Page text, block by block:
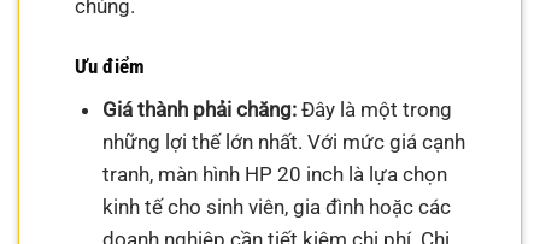
chúng.
Ưu điểm
Giá thành phải chăng:Đây là một trong
những lợi thế lớn nhất. Với mức giá cạnh
tranh, màn hình HP 20 inch là lựa chọn
kinh tế cho sinh viên, gia đình hoặc các
doanh nghiệp cần tiết kiệm chi phí. Chi